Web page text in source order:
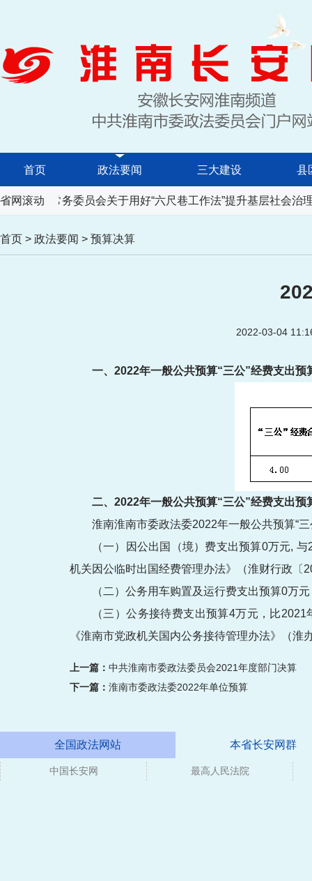
首页 政法要闻 三大建设 县
省网滚动
表大会常务委员会关于用好“六尺巷工作法”提升基层社会治理
首页 > 政法要闻 > 预算决算
2022-03-04
一、2022年一般公共预算“三公”经费支出预
二、2022年一般公共预算“三公”经费支出预
淮南淮南市委政法委2022年一般公共预算“
（一）因公出国（境）费支出预算0万元,
机关因公临时出国经费管理办法》（淮财行政〔
（二）公务用车购置及运行费支出预算0万
（三）公务接待费支出预算4万元，比
《淮南市党政机关国内公务接待管理办法》（淮
上一篇： 中共淮南市委政法委员会2021年度部门决算
下一篇： 淮南市委政法委2022年单位预算
全国政法网站 本省长安网群
媒体
中国长安网 最高人民法院